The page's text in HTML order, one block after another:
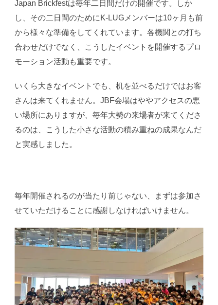
Japan Brickfestは毎年二日間だけの開催です。しか
し、その二日間のためにK-LUGメンバーは10ヶ月も前
から様々な準備をしてくれています。各機関との打ち
合わせだけでなく、こうしたイベントを開催するプロ
モーション活動も重要です。
いくら大きなイベントでも、机を並べるだけではお客
さんは来てくれません。JBF会場はややアクセスの悪
い場所にありますが、毎年大勢の来場者が来てくださ
るのは、こうした小さな活動の積み重ねの成果なんだ
と実感しました。
毎年開催されるのが当たり前じゃない、まずは参加さ
せていただけることに感謝しなければいけません。